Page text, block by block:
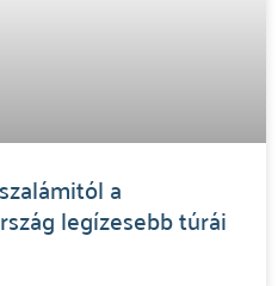
a
legízesebb túrái